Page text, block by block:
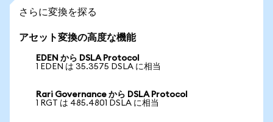
さらに変換を探る
アセット変換の高度な機能
EDEN から DSLA Protocol
1 EDEN は 35.3575 DSLA に相当
Rari Governance から DSLA Protocol
1 RGT は 485.4801 DSLA に相当